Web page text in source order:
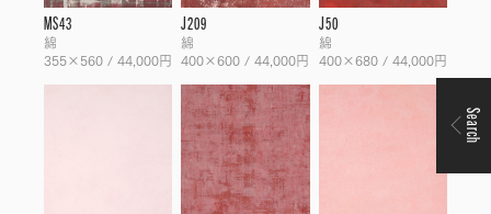
MS43
綿
355×560 / 44,000円
J209
綿
400×600 / 44,000円
J50
綿
400×680 / 44,000円
Search